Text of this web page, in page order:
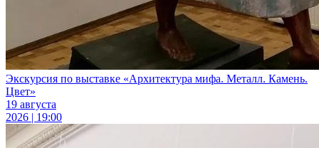
Экскурсия по выставке «Архитектура мифа. Металл. Камень.
Цвет»
19 августа
2026 | 19:00